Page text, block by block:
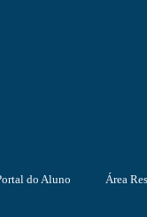
do Aluno Área